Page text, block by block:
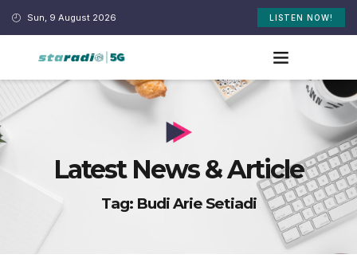
Sun, 9 August 2026 LISTEN NOW!
Latest News & Article
Tag: Budi Arie Setiadi